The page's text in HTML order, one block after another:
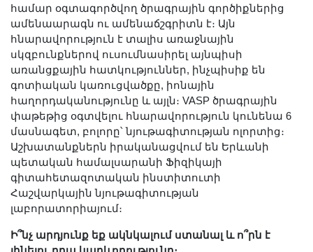
համար օգտագործվող ծրագրային գործիքներից
ամենաարագն ու ամենաճշգրիտն է։ Այն
հնարավորություն է տալիս առաջնային
սկզբունքներով ուսումնասիրել այնպիսի
առանցքային հատկություններ, ինչպիսիք են
գոտիական կառուցվածքը, իոնային
հաղորդականությունը և այլն։ VASP ծրագրային
փաթեթից օգտվելու հնարավորություն կունենա 6
մասնագետ, բոլորը՝ նյութագիտության ոլորտից։
Աշխատանքներն իրականացվում են Երևանի
պետական համալսարանի Ֆիզիկայի
գիտահետազոտական ինստիտուտի
Հաշվարկային նյութագիտության
լաբորատորիայում։
Ի՞նչ արդյունք եք ակնկալում ստանալ և ո՞րն է